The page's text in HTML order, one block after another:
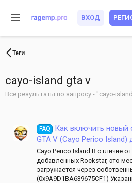
ВХОД
Теги
cayo-island gta v
Все результаты по запросу - "cayo-
FAQ
Как включить новый
GTA V (Cayo Perico Island)
Cayo Perico Island В отличие
добавленных Rockstar, это
загружается через
(0x9A9D1BA639675CF1)